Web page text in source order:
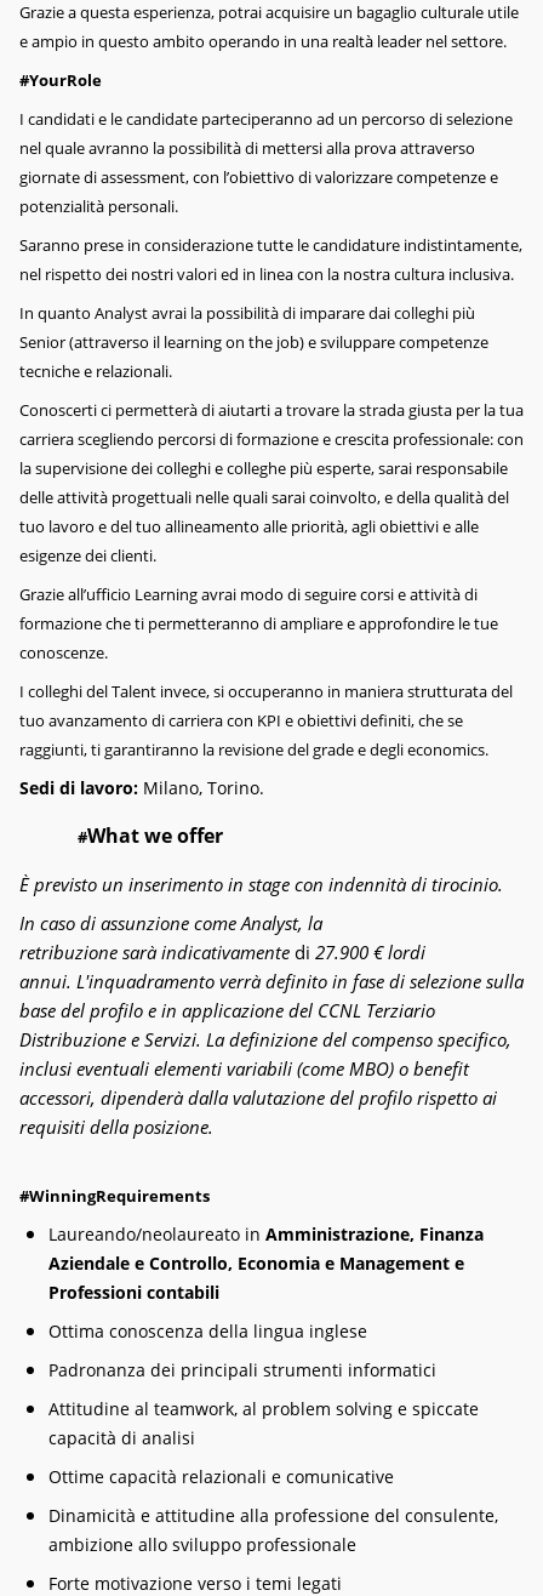
Grazie a questa esperienza, potrai acquisire un bagaglio culturale utile
e ampio in questo ambito operando in una realtà leader nel settore.
#YourRole
I candidati e le candidate parteciperanno ad un percorso di selezione
nel quale avranno la possibilità di mettersi alla prova attraverso
giornate di assessment, con l’obiettivo di valorizzare competenze e
potenzialità personali.
Saranno prese in considerazione tutte le candidature indistintamente,
nel rispetto dei nostri valori ed in linea con la nostra cultura inclusiva.
In quanto Analyst avrai la possibilità di imparare dai colleghi più
Senior (attraverso il learning on the job) e sviluppare competenze
tecniche e relazionali.
Conoscerti ci permetterà di aiutarti a trovare la strada giusta per la tua
carriera scegliendo percorsi di formazione e crescita professionale: con
la supervisione dei colleghi e colleghe più esperte, sarai responsabile
delle attività progettuali nelle quali sarai coinvolto, e della qualità del
tuo lavoro e del tuo allineamento alle priorità, agli obiettivi e alle
esigenze dei clienti.
Grazie all’ufficio Learning avrai modo di seguire corsi e attività di
formazione che ti permetteranno di ampliare e approfondire le tue
conoscenze.
I colleghi del Talent invece, si occuperanno in maniera strutturata del
tuo avanzamento di carriera con KPI e obiettivi definiti, che se
raggiunti, ti garantiranno la revisione del grade e degli economics.
Sedi di lavoro: Milano, Torino.
#What we offer
È previsto un inserimento in stage con indennità di tirocinio.
In caso di assunzione come Analyst, la
retribuzione sarà indicativamente di 27.900 € lordi
annui. L'inquadramento verrà definito in fase di selezione sulla
base del profilo e in applicazione del CCNL Terziario
Distribuzione e Servizi. La definizione del compenso specifico,
inclusi eventuali elementi variabili (come MBO) o benefit
accessori, dipenderà dalla valutazione del profilo rispetto ai
requisiti della posizione.
#WinningRequirements
Laureando/neolaureato in Amministrazione, Finanza
Aziendale e Controllo, Economia e Management e
Professioni contabili
Ottima conoscenza della lingua inglese
Padronanza dei principali strumenti informatici
Attitudine al teamwork, al problem solving e spiccate
capacità di analisi
Ottime capacità relazionali e comunicative
Dinamicità e attitudine alla professione del consulente,
ambizione allo sviluppo professionale
Forte motivazione verso i temi legati